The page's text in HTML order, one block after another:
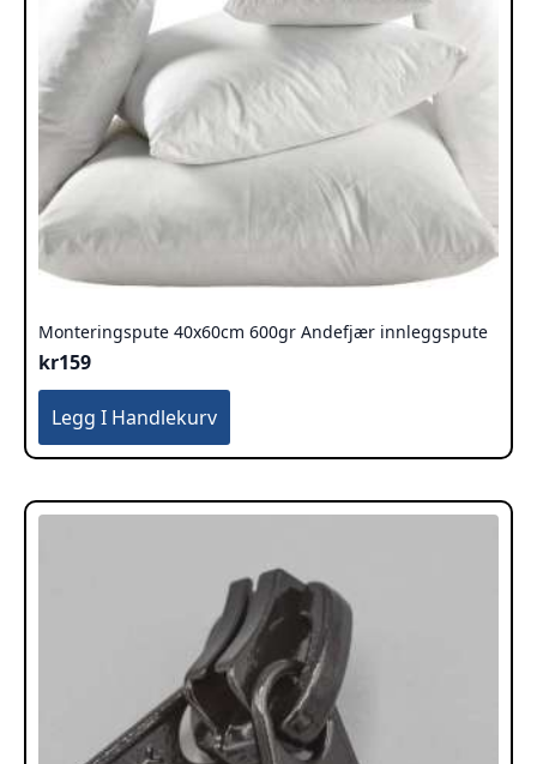
Monteringspute 40x60cm 600gr Andefjær innleggspute
kr159
Legg I Handlekurv